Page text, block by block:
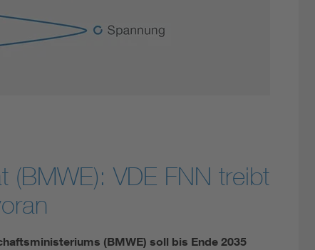
(BMWE): VDE FNN treibt
(BMWE) soll bis Ende 2035